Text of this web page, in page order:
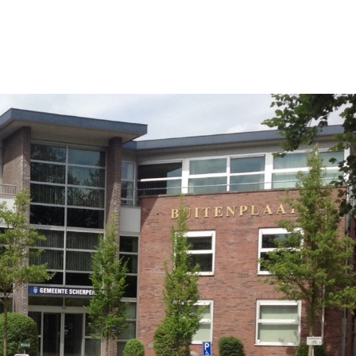
Noord
Zuid
Centrum
Bedrijventerreinen
en mobiliteit